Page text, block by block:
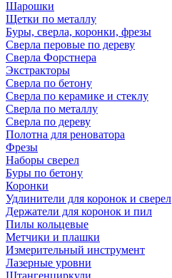
Шарошки
Щетки по металлу
Буры, сверла, коронки, фрезы
Сверла перовые по дереву
Сверла Форстнера
Экстракторы
Сверла по бетону
Сверла по керамике и стеклу
Сверла по металлу
Сверла по дереву
Полотна для реноватора
Фрезы
Наборы сверел
Буры по бетону
Коронки
Удлинители для коронок и сверел
Держатели для коронок и пил
Пилы кольцевые
Метчики и плашки
Измерительный инструмент
Лазерные уровни
Штангенциркули